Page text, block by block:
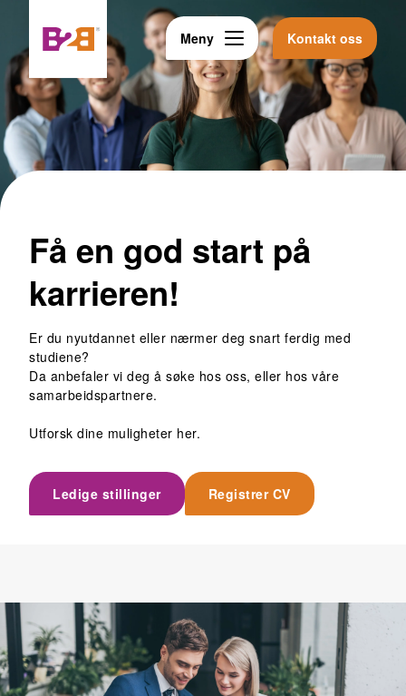
Meny Kontakt oss
Få en god start på
karrieren!
Er du nyutdannet eller nærmer deg snart ferdig med
studiene?
Da anbefaler vi deg å søke hos oss, eller hos våre
samarbeidspartnere.
Utforsk dine muligheter her.
Ledige stillinger Registrer CV